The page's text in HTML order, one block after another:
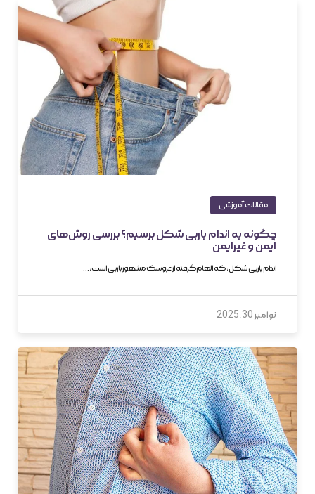
مقالات آموزشی
چگونه به اندام باربی شکل برسیم؟ بررسی روش‌های
ایمن و غیرایمن
اندام باربی شکل، که الهام‌گرفته از عروسک مشهور باربی است،…
نوامبر 30, 2025